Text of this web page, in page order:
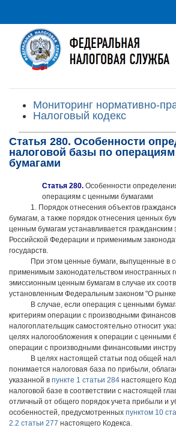
Мониторинг нормативно-
Налоговый кодекс
Статья 280. Особенности
налоговой базы по
бумагами
Статья 280. Особенности
операциям с ценными бумагами
1. Порядок отнесения объектов
бумагам, а также порядок отнесения ценных
ценным бумагам устанавливается гражданским
Российской Федерации и применимым
государств.
При этом ценные бумаги, выпущенные в
применимым законодательством иностранных
эмиссионным ценным бумагам в случае их
установленным Федеральным законом "О
В случае, если операция с ценными
критериям операции с производными
налогоплательщик самостоятельно относит
целях налогообложения к операции с ценными
операции с производными финансовыми
В целях настоящей статьи под общей
понимается налоговая база по прибыли,
указанной в пункте 1 статьи 284 настоящего
налоговой базе в соответствии с настоящей
отличный от общего порядок учета прибыли и
особенностей, предусмотренных пунктом 10
2.2 статьи 277 настоящего Кодекса.